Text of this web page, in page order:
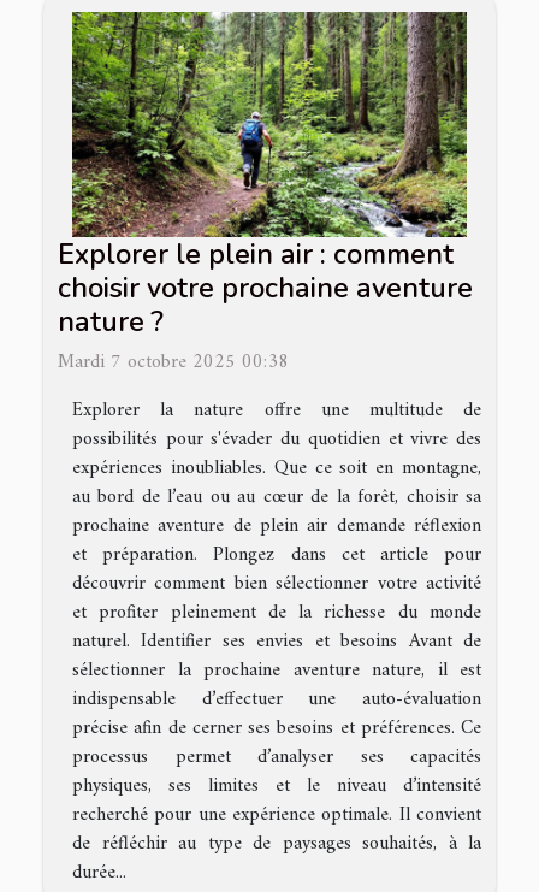
Explorer le plein air : comment
choisir votre prochaine aventure
nature ?
Mardi 7 octobre 2025 00:38
Explorer la nature offre une multitude de
possibilités pour s'évader du quotidien et vivre des
expériences inoubliables. Que ce soit en montagne,
au bord de l’eau ou au cœur de la forêt, choisir sa
prochaine aventure de plein air demande réflexion
et préparation. Plongez dans cet article pour
découvrir comment bien sélectionner votre activité
et profiter pleinement de la richesse du monde
naturel. Identifier ses envies et besoins Avant de
sélectionner la prochaine aventure nature, il est
indispensable d’effectuer une auto-évaluation
précise afin de cerner ses besoins et préférences. Ce
processus permet d’analyser ses capacités
physiques, ses limites et le niveau d’intensité
recherché pour une expérience optimale. Il convient
de réfléchir au type de paysages souhaités, à la
durée...